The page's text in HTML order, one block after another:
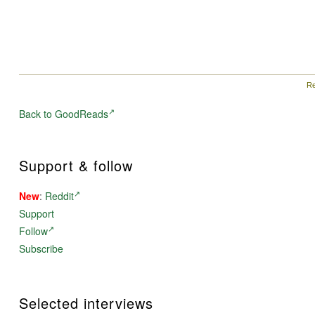
Back to GoodReads
Support & follow
New: Reddit
Support
Follow
Subscribe
Selected interviews